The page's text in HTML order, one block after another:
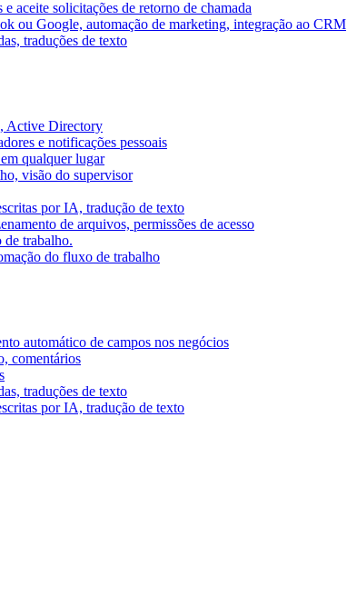
aceite solicitações de retorno de chamada
ou Google, automação de marketing, integração ao CRM
traduções de texto
Active Directory
e notificações pessoais
qualquer lugar
visão do supervisor
por IA, tradução de texto
de arquivos, permissões de acesso
de trabalho.
do fluxo de trabalho
automático de campos nos negócios
comentários
traduções de texto
por IA, tradução de texto